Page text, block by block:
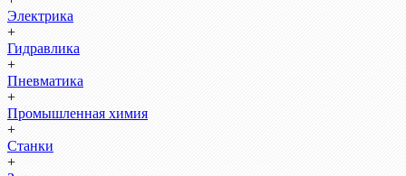
Электрика
+
Гидравлика
+
Пневматика
+
Промышленная химия
+
Станки
+